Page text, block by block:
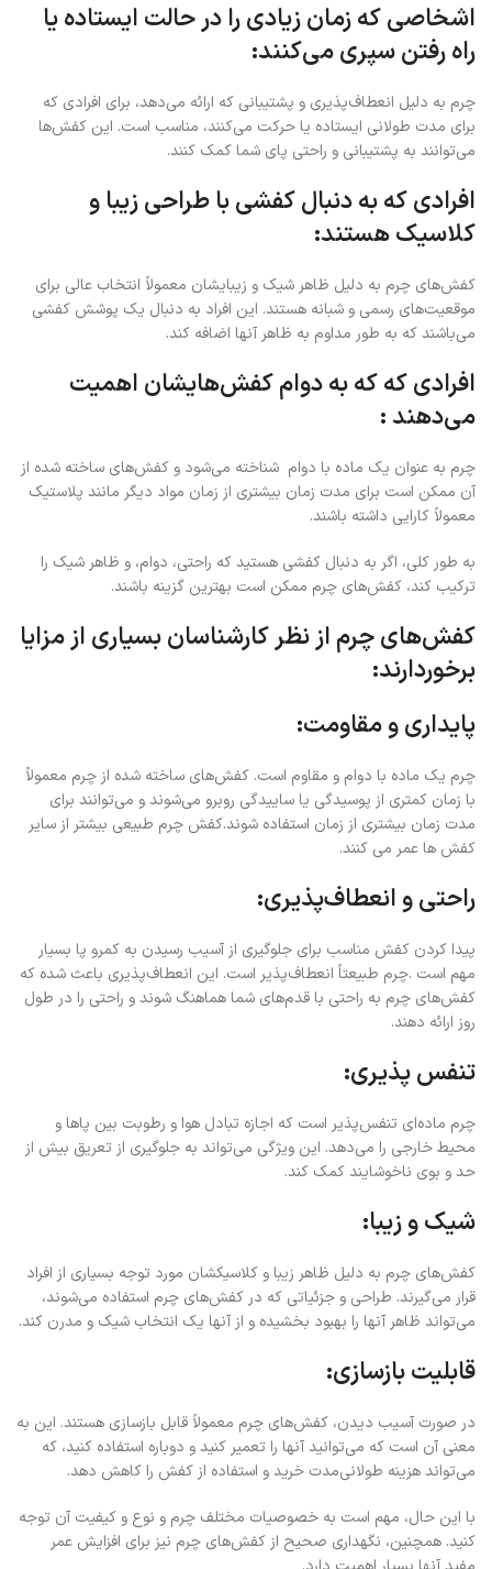
اشخاصی که زمان زیادی را در حالت ایستاده یا
راه رفتن سپری می‌کنند:
چرم به دلیل انعطاف‌پذیری و پشتیبانی که ارائه می‌دهد، برای افرادی که
برای مدت طولانی ایستاده یا حرکت می‌کنند، مناسب است. این کفش‌ها
می‌توانند به پشتیبانی و راحتی پای شما کمک کنند.
افرادی که به دنبال کفشی با طراحی زیبا و
کلاسیک هستند:
کفش‌های چرم به دلیل ظاهر شیک و زیبایشان معمولاً انتخاب عالی برای
موقعیت‌های رسمی و شبانه هستند. این افراد به دنبال یک پوشش کفشی
می‌باشند که به طور مداوم به ظاهر آنها اضافه کند.
افرادی که که به دوام کفش‌هایشان اهمیت
می‌دهند :
چرم به عنوان یک ماده با دوام شناخته می‌شود و کفش‌های ساخته شده از
آن ممکن است برای مدت زمان بیشتری از زمان مواد دیگر مانند پلاستیک
معمولاً کارایی داشته باشند.
به طور کلی، اگر به دنبال کفشی هستید که راحتی، دوام، و ظاهر شیک را
ترکیب کند، کفش‌های چرم ممکن است بهترین گزینه باشند.
کفش‌های چرم از نظر کارشناسان بسیاری از مزایا
برخوردارند:
پایداری و مقاومت:
چرم یک ماده با دوام و مقاوم است. کفش‌های ساخته شده از چرم معمولاً
با زمان کمتری از پوسیدگی یا ساییدگی روبرو می‌شوند و می‌توانند برای
مدت زمان بیشتری از زمان استفاده شوند.کفش چرم طبیعی بیشتر از سایر
کفش ها عمر می کنند.
راحتی و انعطاف‌پذیری:
پیدا کردن کفش مناسب برای جلوگیری از آسیب رسیدن به کمرو پا بسیار
مهم است .چرم طبیعتاً انعطاف‌پذیر است. این انعطاف‌پذیری باعث شده که
کفش‌های چرم به راحتی با قدم‌های شما هماهنگ شوند و راحتی را در طول
روز ارائه دهند.
تنفس پذیری:
چرم ماده‌ای تنفس‌پذیر است که اجازه تبادل هوا و رطوبت بین پاها و
محیط خارجی را می‌دهد. این ویژگی می‌تواند به جلوگیری از تعریق بیش از
حد و بوی ناخوشایند کمک کند.
شیک و زیبا:
کفش‌های چرم به دلیل ظاهر زیبا و کلاسیکشان مورد توجه بسیاری از افراد
قرار می‌گیرند. طراحی و جزئیاتی که در کفش‌های چرم استفاده می‌شوند،
می‌تواند ظاهر آنها را بهبود بخشیده و از آنها یک انتخاب شیک و مدرن کند.
قابلیت بازسازی:
در صورت آسیب دیدن، کفش‌های چرم معمولاً قابل بازسازی هستند. این به
معنی آن است که می‌توانید آنها را تعمیر کنید و دوباره استفاده کنید، که
می‌تواند هزینه طولانی‌مدت خرید و استفاده از کفش را کاهش دهد.
با این حال، مهم است به خصوصیات مختلف چرم و نوع و کیفیت آن توجه
کنید. همچنین، نگهداری صحیح از کفش‌های چرم نیز برای افزایش عمر